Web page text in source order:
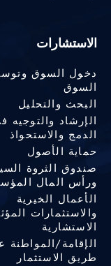
الاستشارات
دخول السوق
السوق
البحث والتحليل
الإرشاد والتوجيه
الدمج والاستحواذ
حماية الأصول
صندوق الثروة
ورأس المال
الأعمال الخيرية
والاستثمارات
الاستشارية
الإقامة/المواطنة
طريق الاستثمار